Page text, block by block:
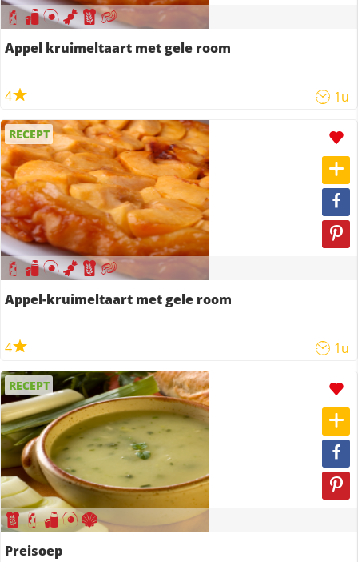
Appel kruimeltaart met gele room
4 1u
RECEPT
Appel-kruimeltaart met gele room
4 1u
RECEPT
Preisoep